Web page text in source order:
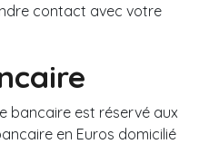
contact avec votre
bancaire est réservé aux
en Euros domicilié